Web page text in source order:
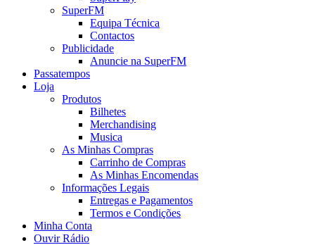
SuperFM
Equipa Técnica
Contactos
Publicidade
Anuncie na SuperFM
Passatempos
Loja
Produtos
Bilhetes
Merchandising
Musica
As Minhas Compras
Carrinho de Compras
As Minhas Encomendas
Informações Legais
Entregas e Pagamentos
Termos e Condições
Minha Conta
Ouvir Rádio